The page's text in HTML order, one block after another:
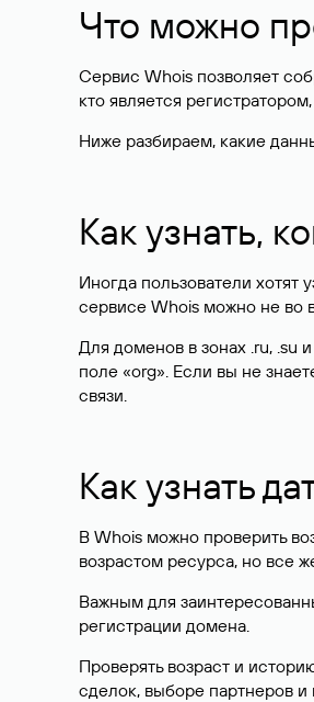
Что можно
Сервис Whois позволяет
кто является
Ниже разбираем, какие
Как узнать,
Иногда пользователи
сервисе Whois можно не во
Для доменов в зонах .ru, .su
поле «org». Если вы не
связи.
Как узнать
В Whois можно проверить
возрастом ресурса, но все
Важным для
регистрации домена.
Проверять возраст и
сделок, выборе партнеров